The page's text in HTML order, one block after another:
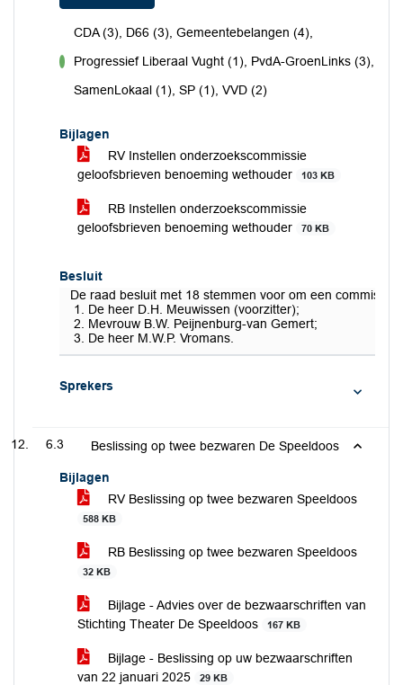
CDA (3), D66 (3), Gemeentebelangen (4),
Progressief Liberaal Vught (1), PvdA-GroenLinks (3),
SamenLokaal (1), SP (1), VVD (2)
Bijlagen
RV Instellen onderzoekscommissie
geloofsbrieven benoeming wethouder
103 KB
RB Instellen onderzoekscommissie
geloofsbrieven benoeming wethouder
70 KB
Besluit
De raad besluit met 18 stemmen voor om een
De heer D.H. Meuwissen (voorzitter);
Mevrouw B.W. Peijnenburg-van Gemert;
De heer M.W.P. Vromans.
Sprekers
6.3 Beslissing op twee bezwaren De Speeldoos
Bijlagen
RV Beslissing op twee bezwaren Speeldoos
588 KB
RB Beslissing op twee bezwaren Speeldoos
32 KB
Bijlage - Advies over de bezwaarschriften van
Stichting Theater De Speeldoos
167 KB
Bijlage - Beslissing op uw bezwaarschriften
van 22 januari 2025
29 KB